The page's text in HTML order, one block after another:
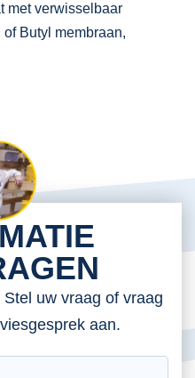
met verwisselbaar
Butyl membraan,
uw vraag of vraag
aan.